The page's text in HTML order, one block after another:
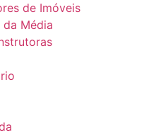
de Imóveis
Média